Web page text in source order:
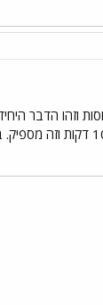
וזהו הדבר